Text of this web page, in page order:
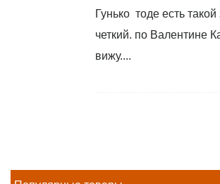
Гунько тоде есть такой
четкий. по Валентине
вижу....